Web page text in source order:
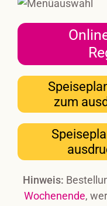
zum
Hinweis:
Wochenende,